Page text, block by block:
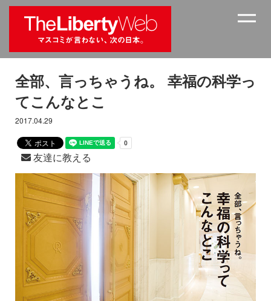
全部、言っちゃうね。 幸福の科学っ
てこんなとこ
2017.04.29
友達に教える